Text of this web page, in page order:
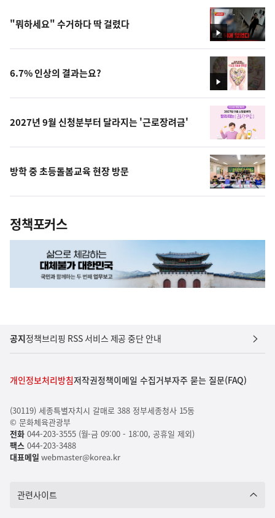
영
상
"뭐하세요" 수거하다 딱 걸렸다
영
상
6.7% 인상의 결과는요?
2027년 9월 신청분부터 달라지는 '근로장려금'
방학 중 초등돌봄교육 현장 방문
정책포커스
공지정책브리핑 RSS 서비스 제공 중단 안내
개인정보처리방침저작권정책이메일 수집거부자주 묻는 질문(FAQ)
(30119) 세종특별자치시 갈매로 388 정부세종청사 15동
© 문화체육관광부
전화044-203-3555 (월-금 09:00 - 18:00, 공휴일 제외)
팩스 044-203-3488
대표메일 webmaster@korea.kr
관련사이트